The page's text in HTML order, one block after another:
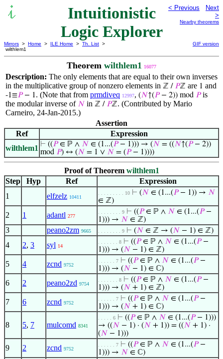
Intuitionistic
Logic Explorer
< Previous
Next
>
Nearby theorems
Mirrors > Home > ILE Home > Th. List >
wilthlem1
GIF version
Theorem wilthlem1 16077
Description: The only elements that are equal to their own inverses
in the multiplicative group of nonzero elements in ℤ / 𝑃ℤ are 1 and
-1≡𝑃− 1. (Note that from prmdiveq 12997, (𝑁↑(𝑃− 2)) mod 𝑃is
the modular inverse of 𝑁 in ℤ / 𝑃ℤ. (Contributed by Mario
Carneiro, 24-Jan-2015.)
Assertion
Ref
Expression
wilthlem1 ⊢ ((𝑃∈ ℙ ∧ 𝑁 ∈ (1...(𝑃− 1))) → (𝑁 = ((𝑁↑(𝑃− 2))
mod 𝑃) ↔ (𝑁 = 1 ∨ 𝑁 = (𝑃− 1))))
Proof of Theorem wilthlem1
Step
Hyp Ref
Expression
1
elfzelz 10411
. . . . . . . . . 10 ⊢ (𝑁 ∈ (1...(𝑃− 1)) → 𝑁
∈ ℤ)
2 1 adantl 277
. . . . . . . . 9 ⊢ ((𝑃∈ ℙ ∧ 𝑁 ∈ (1...(𝑃−
1))) → 𝑁 ∈ ℤ)
3 peano2zm 9665 . . . . . . . . 9 ⊢ (𝑁 ∈ ℤ → (𝑁 − 1) ∈ ℤ)
4 2, 3 syl 14
. . . . . . . 8 ⊢ ((𝑃∈ ℙ ∧ 𝑁 ∈ (1...(𝑃−
1))) → (𝑁 − 1) ∈ ℤ)
5 4 zcnd 9752
. . . . . . 7 ⊢ ((𝑃∈ ℙ ∧ 𝑁 ∈ (1...(𝑃−
1))) → (𝑁 − 1) ∈ ℂ)
6 2 peano2zd 9754
. . . . . . . 8 ⊢ ((𝑃∈ ℙ ∧ 𝑁 ∈ (1...(𝑃−
1))) → (𝑁 + 1) ∈ ℤ)
7 6 zcnd 9752
. . . . . . 7 ⊢ ((𝑃∈ ℙ ∧ 𝑁 ∈ (1...(𝑃−
1))) → (𝑁 + 1) ∈ ℂ)
8 5, 7 mulcomd 8341
. . . . . 6 ⊢ ((𝑃∈ ℙ ∧ 𝑁 ∈ (1...(𝑃− 1)))
→ ((𝑁 − 1) · (𝑁 + 1)) = ((𝑁 + 1) ·
(𝑁 − 1)))
9 2 zcnd 9752
. . . . . . 7 ⊢ ((𝑃∈ ℙ ∧ 𝑁 ∈ (1...(𝑃−
1))) → 𝑁 ∈ ℂ)